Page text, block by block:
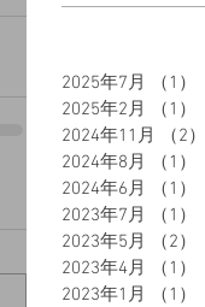
2025年7月 （1）
2025年2月
（1）
2024年11月
（2）
2024年8月
（1）
2024年6月
（1）
2023年7月
（1）
2023年5月
（2）
2023年4月
（1）
2023年1月
（1）